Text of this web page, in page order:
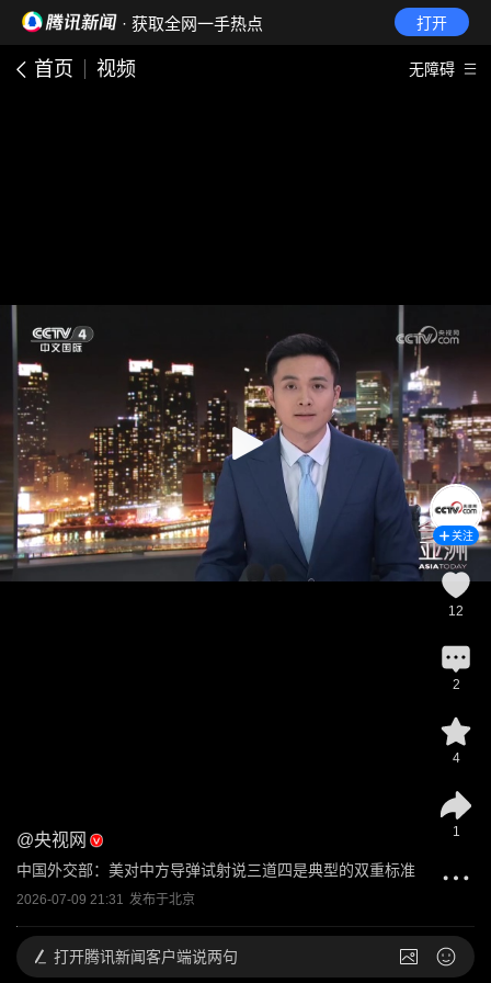
· 获取全网一手热点 打开
首页 视频 无障碍
@央视网
中国外交部：美对中方导弹试射说三道四是典型的双重标准
2026-07-09 21:31 发布于北京
关注
12
2
4
1
打开腾讯新闻客户端说两句